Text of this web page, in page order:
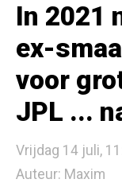
In 2021
ex-
voor
JPL ...
Vrijdag 14 juli,
Auteur: Maxim